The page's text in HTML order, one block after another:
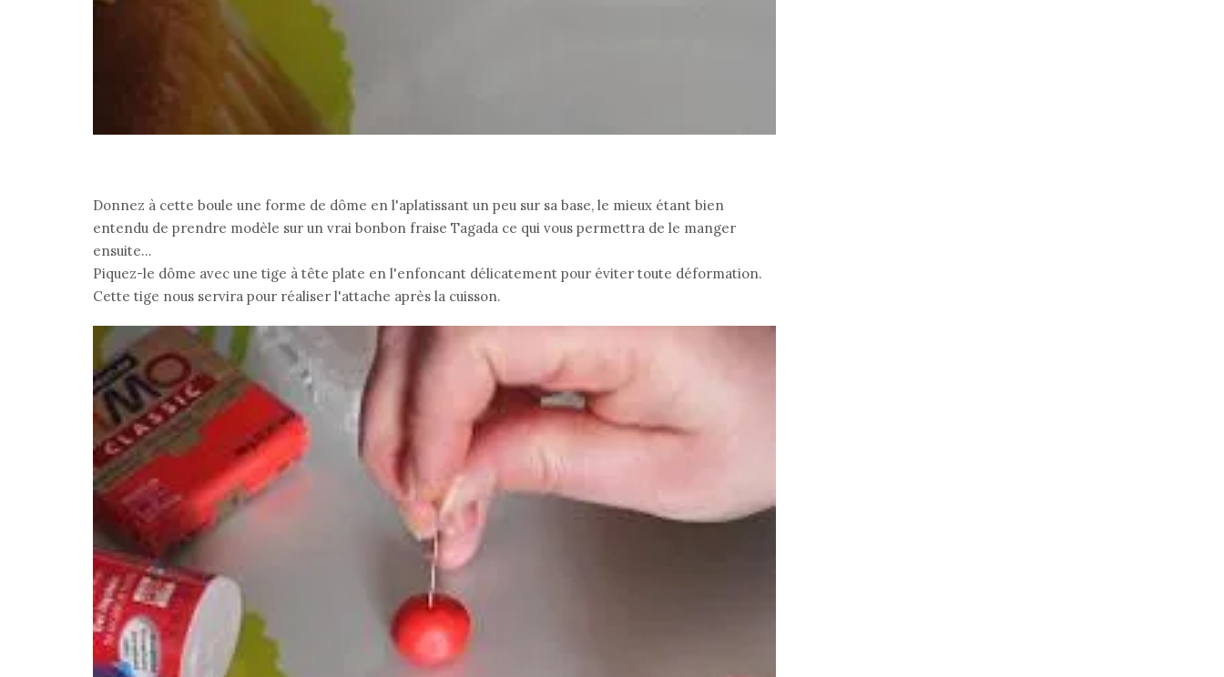
Donnez à cette boule une forme de dôme en l'aplatissant un peu sur sa base, le mieux étant bien
entendu de prendre modèle sur un vrai bonbon fraise Tagada ce qui vous permettra de le manger
ensuite...
Piquez-le dôme avec une tige à tête plate en l'enfoncant délicatement pour éviter toute déformation.
Cette tige nous servira pour réaliser l'attache après la cuisson.